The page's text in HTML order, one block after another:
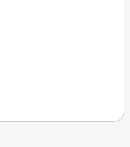
lžičku: pečené
do
s malinami.